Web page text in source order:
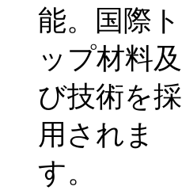
能。国際ト
ップ材料及
び技術を採
用されま
す。